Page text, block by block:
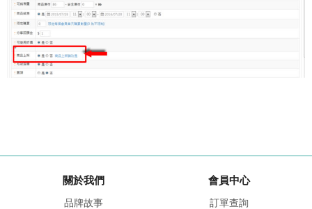
關於我們
品牌故事
會員中心
訂單查詢